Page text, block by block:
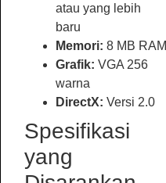
atau yang lebih
baru
Memori: 8 MB RAM
Grafik: VGA 256
warna
DirectX: Versi 2.0
Spesifikasi
yang